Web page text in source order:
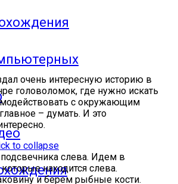
очень интересную историю в
головоломок, где нужно искать
с окружающим
– думать. И это
to collapse
слева. Идем в
находится слева.
и берем рыбные кости.